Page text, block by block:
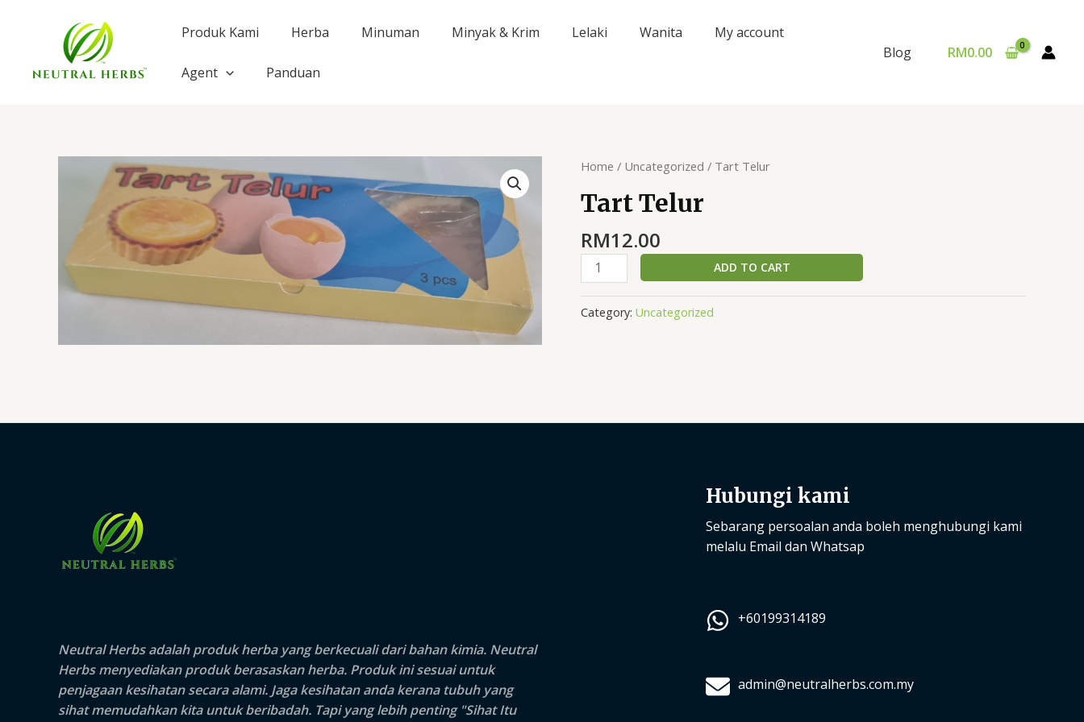
Produk Kami Herba Minuman Minyak & Krim Lelaki Wanita My account
Agent Panduan
Blog RM0.00
Home / Uncategorized / Tart Telur
Tart Telur
RM12.00
Tart
quantity
ADD TO CART
Category: Uncategorized
Neutral Herbs adalah produk herba yang berkecuali dari bahan kimia. Neutral
Herbsmenyediakan produk berasaskan herba. Produk ini sesuai untuk
penjagaan kesihatan secara alami. Jaga kesihatan anda kerana tubuh yang
sihat memudahkan kita untuk beribadah. Tapi yang lebih penting "Sihat Itu
Hubungi kami
Sebarang persoalan anda boleh menghubungi kami
melalu Email dan Whatsap
+60199314189
admin@neutralherbs.com.my